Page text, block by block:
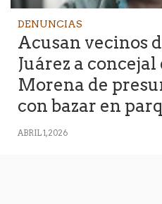
DENUNCIAS
Acusan vecinos
Juárez a concejal
Morena de
con bazar en
ABRIL 1, 2026